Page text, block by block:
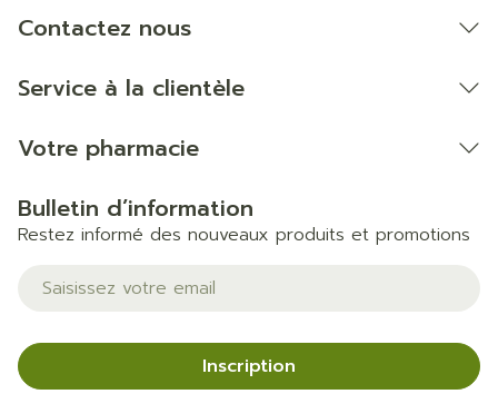
Contactez nous
Service à la clientèle
Votre pharmacie
Bulletin d’information
Restez informé des nouveaux produits et promotions
Adresse mail
Inscription